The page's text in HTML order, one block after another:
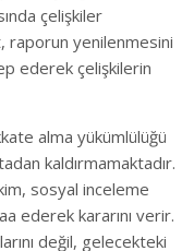
çelişkiler
raporun yenilenmesini
ederek çelişkilerin
alma yükümlülüğü
kaldırmamaktadır.
sosyal inceleme
ederek kararını verir.
değil, gelecekteki